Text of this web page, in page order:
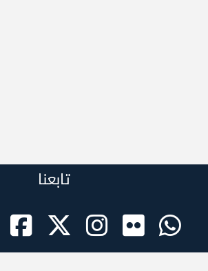
تابعنا